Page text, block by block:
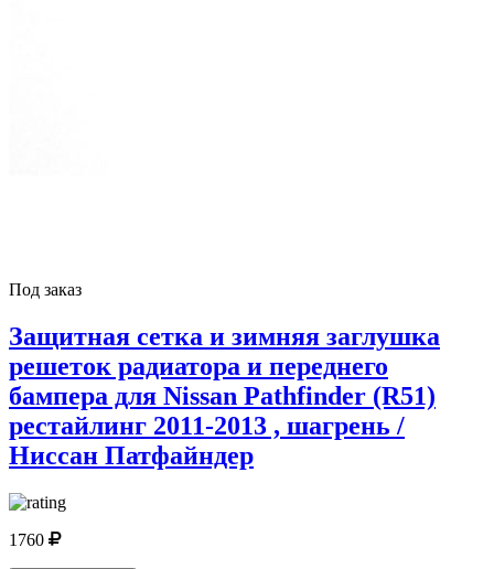
Под заказ
Защитная сетка и зимняя заглушка
решеток радиатора и переднего
бампера для Nissan Pathfinder (R51)
рестайлинг 2011-2013 , шагрень /
Ниссан Патфайндер
1760